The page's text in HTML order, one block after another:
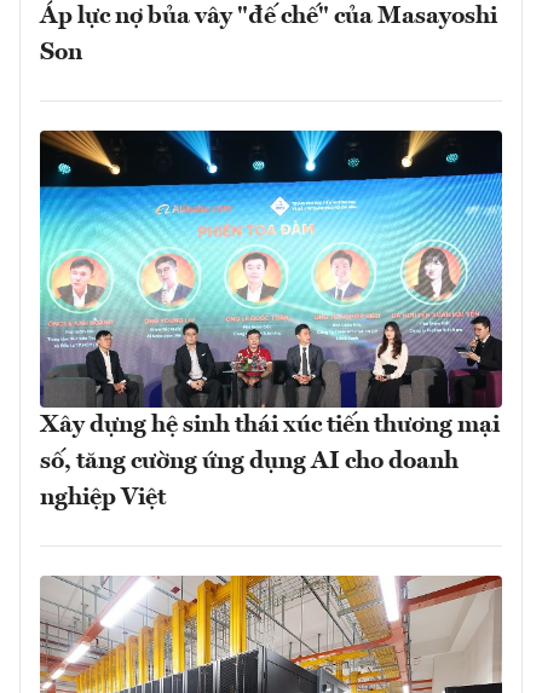
Áp lực nợ bủa vây "đế chế" của Masayoshi
Son
Xây dựng hệ sinh thái xúc tiến thương mại
số, tăng cường ứng dụng AI cho doanh
nghiệp Việt